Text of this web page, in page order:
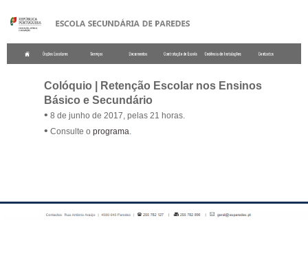
Colóquio | Retenção Escolar nos Ensinos
Básico e Secundário
• 8 de junho de 2017, pelas 21 horas.
• Consulte o programa